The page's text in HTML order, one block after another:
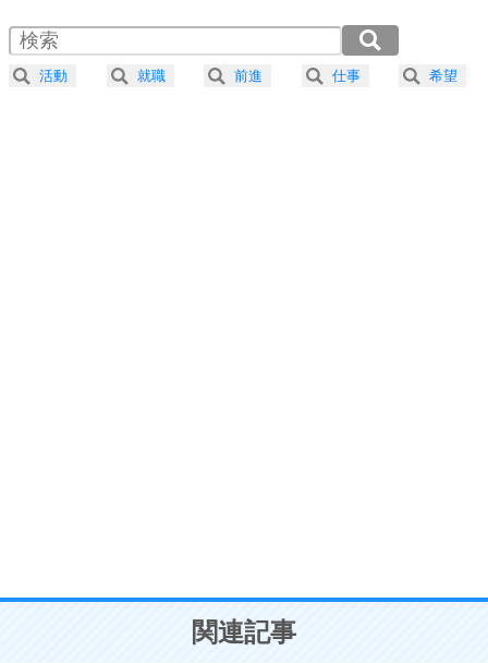
4 器の大きい人は、怒りを優しさで表現する。
プラス思考
ことが大切。
2.0倍速 （238KB 1分0秒）
2.5倍速 （191KB 48秒）
3.0倍速 （159KB 40秒）
活動 就職 前進 仕事 希望
関連記事